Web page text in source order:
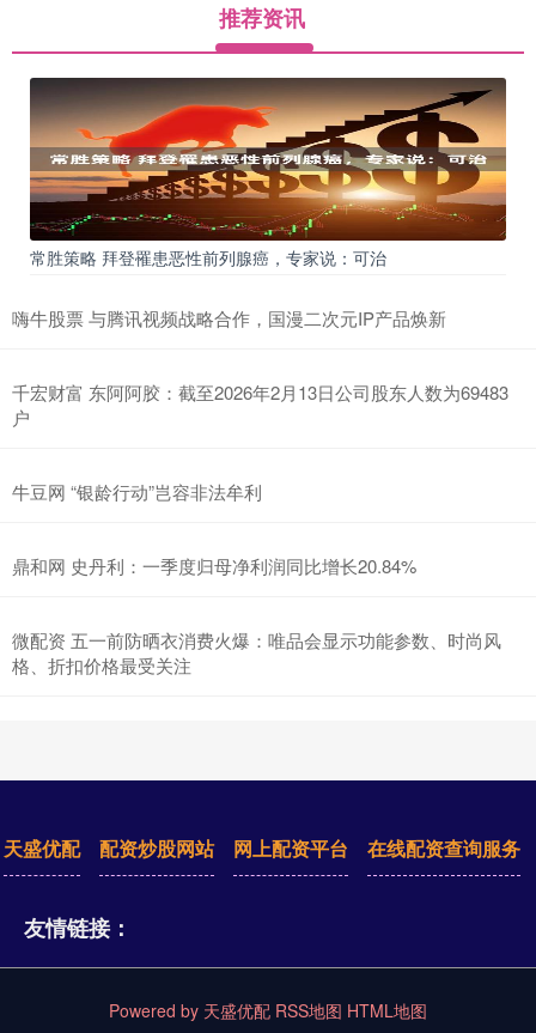
推荐资讯
常胜策略 拜登罹患恶性前列腺癌，专家说：可治
嗨牛股票 与腾讯视频战略合作，国漫二次元IP产品焕新
千宏财富 东阿阿胶：截至2026年2月13日公司股东人数为69483
户
牛豆网 “银龄行动”岂容非法牟利
鼎和网 史丹利：一季度归母净利润同比增长20.84%
微配资 五一前防晒衣消费火爆：唯品会显示功能参数、时尚风
格、折扣价格最受关注
天盛优配 配资炒股网站 网上配资平台 在线配资查询服务
友情链接：
Powered by 天盛优配 RSS地图 HTML地图